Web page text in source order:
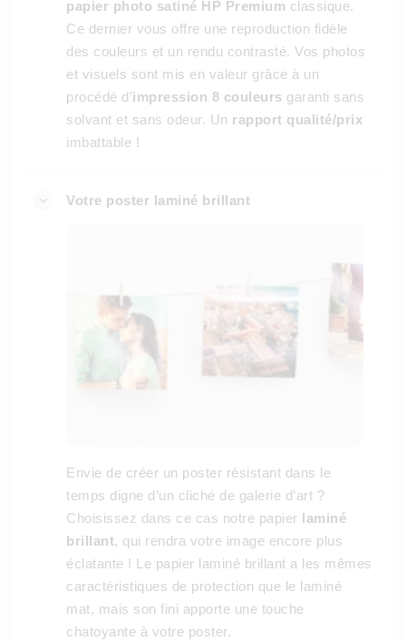
papier photo satiné HP Premium classique.
Ce dernier vous offre une reproduction fidèle
des couleurs et un rendu contrasté. Vos photos
et visuels sont mis en valeur grâce à un
procédé d’impression 8 couleurs garanti sans
solvant et sans odeur. Un rapport qualité/prix
imbattable !
Votre poster laminé brillant
Envie de créer un poster résistant dans le
temps digne d’un cliché de galerie d’art ?
Choisissez dans ce cas notre papier laminé
brillant, qui rendra votre image encore plus
éclatante ! Le papier laminé brillant a les mêmes
caractéristiques de protection que le laminé
mat, mais son fini apporte une touche
chatoyante à votre poster.